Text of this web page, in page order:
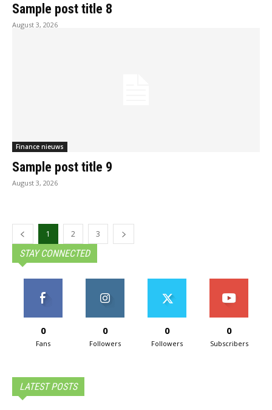
Sample post title 8
August 3, 2026
Finance nieuws
Sample post title 9
August 3, 2026
1 2 3
STAY CONNECTED
0
Fans
0
Followers
0
Followers
0
Subscribers
LATEST POSTS